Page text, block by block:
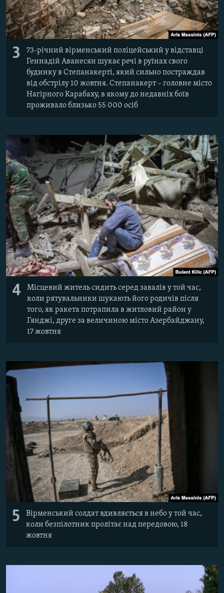
3
73-річний вірменський поліцейський у відставці
Геннадій Аванесян шукає речі в руїнах свого
будинку в Степанакерті, який сильно постраждав
від обстрілу 10 жовтня. Степанакерт – головне місто
Нагірного Карабаху, в якому до недавніх боїв
проживало близько 55 000 осіб
4
Місцевий житель сидить серед завалів у той час,
коли рятувальники шукають його родичів після
того, як ракета потрапила в житловий район у
Гянджі, друге за величиною місто Азербайджану,
17 жовтня
5
Вірменський солдат вдивляється в небо у той час,
коли безпілотник пролітає над передовою, 18
жовтня